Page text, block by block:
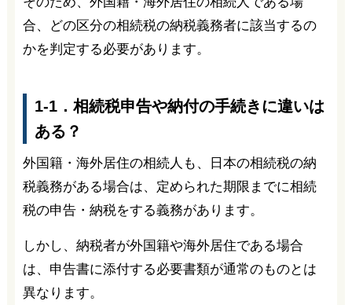
合、どの区分の相続税の納税義務者に該当するの
かを判定する必要があります。
1-1．相続税申告や納付の手続きに違いは
ある？
外国籍・海外居住の相続人も、日本の相続税の納
税義務がある場合は、定められた期限までに相続
税の申告・納税をする義務があります。
しかし、納税者が外国籍や海外居住である場合
は、申告書に添付する必要書類が通常のものとは
異なります。